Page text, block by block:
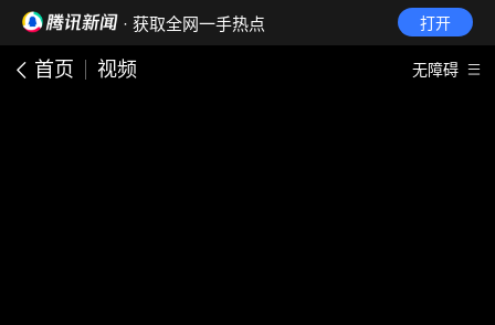
· 获取全网一手热点 打开
首页 视频 无障碍